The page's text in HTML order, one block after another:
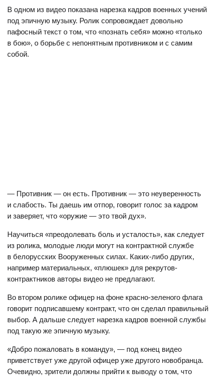
В одном из видео показана нарезка кадров военных учений
под эпичную музыку. Ролик сопровождает довольно
пафосный текст о том, что «познать себя» можно «только
в бою», о борьбе с непонятным противником и с самим
собой.
— Противник — он есть. Противник — это неуверенность
и слабость. Ты даешь им отпор, говорит голос за кадром
и заверяет, что «оружие — это твой дух».
Научиться «преодолевать боль и усталость», как следует
из ролика, молодые люди могут на контрактной службе
в белорусских Вооруженных силах. Каких-либо других,
например материальных, «плюшек» для рекрутов-
контрактников авторы видео не предлагают.
Во втором ролике офицер на фоне красно-зеленого флага
говорит подписавшему контракт, что он сделал правильный
выбор. А дальше следует нарезка кадров военной службы
под такую же эпичную музыку.
«Добро пожаловать в команду», — под конец видео
приветствует уже другой офицер уже другого новобранца.
Очевидно, зрители должны прийти к выводу о том, что